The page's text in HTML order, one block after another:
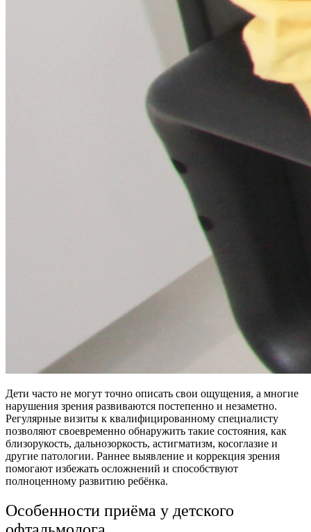
Дети часто не могут точно описать свои ощущения, а многие
нарушения зрения развиваются постепенно и незаметно.
Регулярные визиты к квалифицированному специалисту
позволяют своевременно обнаружить такие состояния, как
близорукость, дальнозоркость, астигматизм, косоглазие и
другие патологии. Раннее выявление и коррекция зрения
помогают избежать осложнений и способствуют
полноценному развитию ребёнка.
Особенности приёма у детского